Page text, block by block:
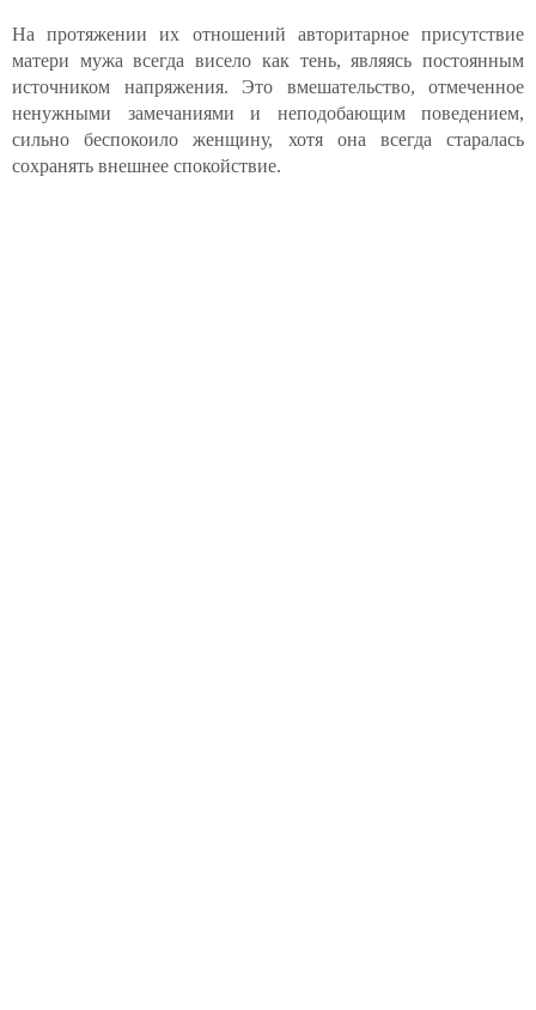
На протяжении их отношений авторитарное присутствие
матери мужа всегда висело как тень, являясь постоянным
источником напряжения. Это вмешательство, отмеченное
ненужными замечаниями и неподобающим поведением,
сильно беспокоило женщину, хотя она всегда старалась
сохранять внешнее спокойствие.